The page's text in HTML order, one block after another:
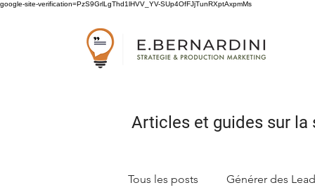
google-site-verification=PzS9GrlLgThd1lHVV_YV-SUp4OfFJjTunRXptAxpmMs
Articles et guides surla
Tous les posts Générer des